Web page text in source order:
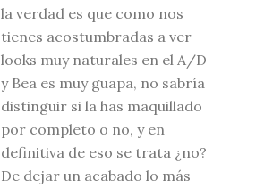
la verdad es que como nos
tienes acostumbradas a ver
looks muy naturales en el A/D
y Bea es muy guapa, no sabría
distinguir si la has maquillado
por completo o no, y en
definitiva de eso se trata ¿no?
De dejar un acabado lo más